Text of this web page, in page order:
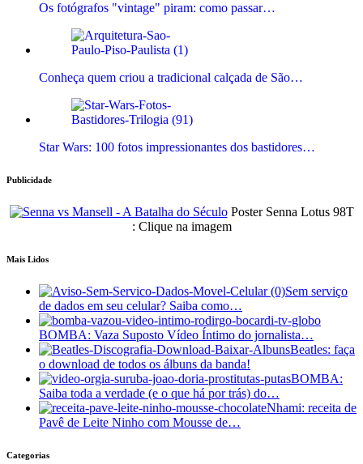
Os fotógrafos "vintage" piram: como passar…
Conheça quem criou a tradicional calçada de São…
Star Wars: 100 fotos impressionantes dos bastidores…
Publicidade
Poster Senna Lotus 98T
: Clique na imagem
Mais Lidos
Sem serviço
de dados em seu celular? Saiba como…
BOMBA: Vaza Suposto Vídeo Íntimo do jornalista…
Beatles: faça
o download de todos os álbuns da banda!
BOMBA:
Saiba toda a verdade (e o que há por trás) do…
Nhami: receita de
Pavê de Leite Ninho com Mousse de…
Categorias